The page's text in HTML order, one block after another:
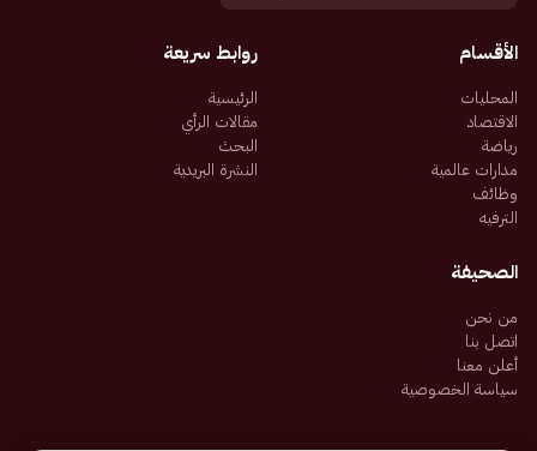
الأقسام
المحليات
الاقتصاد
رياضة
مدارات عالمية
وظائف
الترفيه
روابط سريعة
الرئيسية
مقالات الرأي
البحث
النشرة البريدية
الصحيفة
من نحن
اتصل بنا
أعلن معنا
سياسة الخصوصية